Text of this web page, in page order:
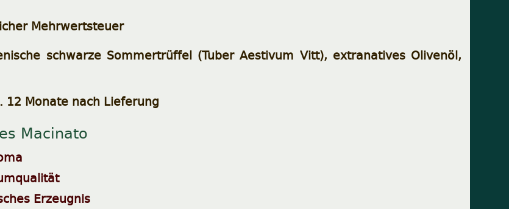
Mehrwertsteuer
schwarze Sommertrüffel (Tuber Aestivum Vitt), extranatives Olivenöl,
12 Monate nach Lieferung
Macinato
Erzeugnis